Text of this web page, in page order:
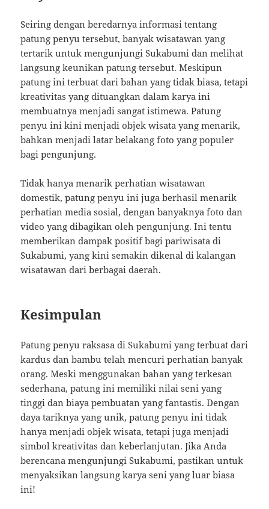
Seiring dengan beredarnya informasi tentang
patung penyu tersebut, banyak wisatawan yang
tertarik untuk mengunjungi Sukabumi dan melihat
langsung keunikan patung tersebut. Meskipun
patung ini terbuat dari bahan yang tidak biasa, tetapi
kreativitas yang dituangkan dalam karya ini
membuatnya menjadi sangat istimewa. Patung
penyu ini kini menjadi objek wisata yang menarik,
bahkan menjadi latar belakang foto yang populer
bagi pengunjung.
Tidak hanya menarik perhatian wisatawan
domestik, patung penyu ini juga berhasil menarik
perhatian media sosial, dengan banyaknya foto dan
video yang dibagikan oleh pengunjung. Ini tentu
memberikan dampak positif bagi pariwisata di
Sukabumi, yang kini semakin dikenal di kalangan
wisatawan dari berbagai daerah.
Kesimpulan
Patung penyu raksasa di Sukabumi yang terbuat dari
kardus dan bambu telah mencuri perhatian banyak
orang. Meski menggunakan bahan yang terkesan
sederhana, patung ini memiliki nilai seni yang
tinggi dan biaya pembuatan yang fantastis. Dengan
daya tariknya yang unik, patung penyu ini tidak
hanya menjadi objek wisata, tetapi juga menjadi
simbol kreativitas dan keberlanjutan. Jika Anda
berencana mengunjungi Sukabumi, pastikan untuk
menyaksikan langsung karya seni yang luar biasa
ini!